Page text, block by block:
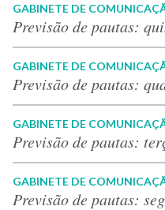
GABINETE DE
Previsão de pautas:
GABINETE DE
Previsão de pautas:
GABINETE DE
Previsão de pautas:
GABINETE DE
Previsão de pautas: